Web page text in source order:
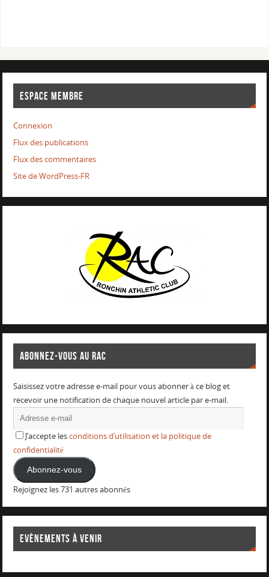
ESPACE MEMBRE
Connexion
Flux des publications
Flux des commentaires
Site de WordPress-FR
ABONNEZ-VOUS AU RAC
Saisissez votre adresse e-mail pour vous abonner à ce blog et
recevoir une notification de chaque nouvel article par e-mail.
J’accepte lesconditions d’utilisation et la politique de
confidentialité
Abonnez-vous
Rejoignez les 731 autres abonnés
EVÈNEMENTS À VENIR